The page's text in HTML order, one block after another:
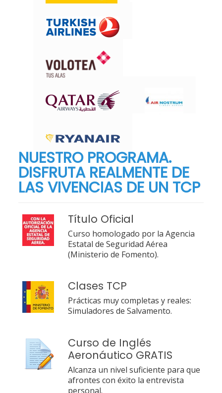
NUESTRO PROGRAMA.
DISFRUTA REALMENTE DE
LAS VIVENCIAS DE UN TCP
Título Oficial
Curso homologado por la Agencia
Estatal de Seguridad Aérea
(Ministerio de Fomento).
Clases TCP
Prácticas muy completas y reales:
Simuladores de Salvamento.
Curso de Inglés
Aeronáutico GRATIS
Alcanza un nivel suficiente para que
afrontes con éxito la entrevista
personal.